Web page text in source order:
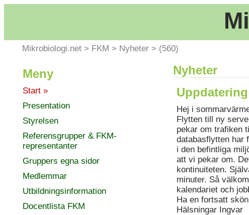
Mikrobiologi.net > FKM > Nyheter > (560)
Meny
Start »
Presentation
Styrelsen
Referensgrupper & FKM-
representanter
Gruppers egna sidor
Medlemmar
Utbildningsinformation
Docentlista FKM
Nyheter
Hej i
Flytten till ny
pekar om trafiken
databasflytten har
i den befintliga
att vi pekar om.
kontinuiteten.
minuter. Så
kalendariet och
Ha en fortsatt
Hälsningar Ingvar